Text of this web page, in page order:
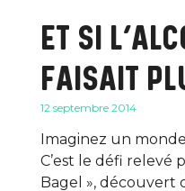
ET SI
FAISAIT
12 septembre 2014
Imaginez un
C’est le défi relevé
Bagel », découvert